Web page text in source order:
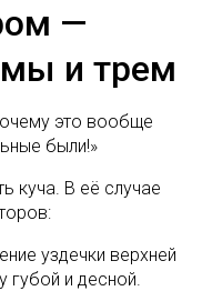
—
и трем
это вообще
были!»
куча. В её случае
уздечки верхней
губой и десной.